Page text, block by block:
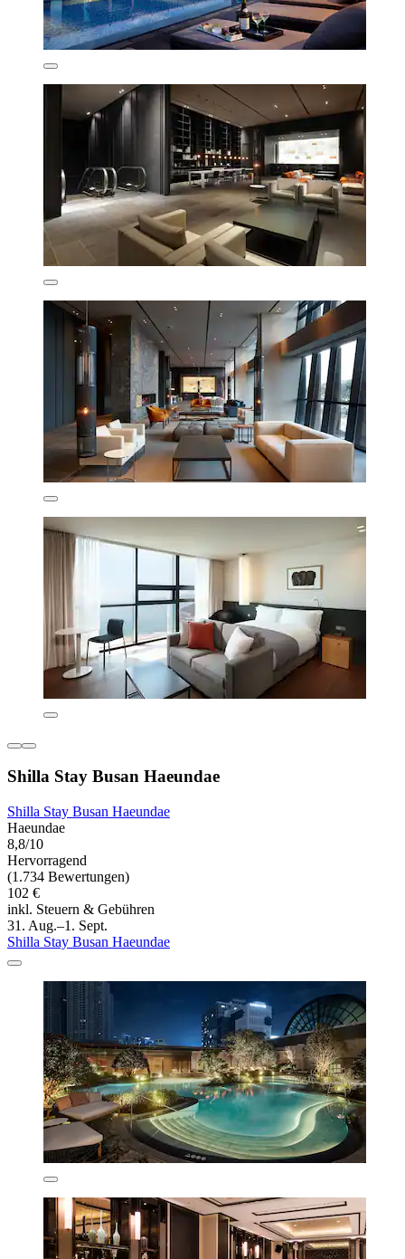
Shilla Stay Busan Haeundae
Shilla Stay Busan Haeundae
Haeundae
8,8/10
Hervorragend
(1.734 Bewertungen)
102 €
inkl. Steuern & Gebühren
31. Aug.–1. Sept.
Shilla Stay Busan Haeundae